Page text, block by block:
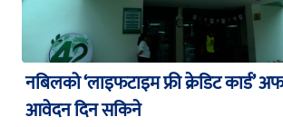
नबिलको ‘लाइफटाइम फ्री क्रेडिट कार्ड’
आवेदन दिन सकिने